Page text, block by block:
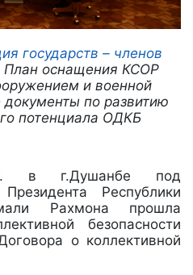
государств – членов
План оснащения КСОР
и военной
по развитию
потенциала ОДКБ
в г.Душанбе под
Республики
Рахмона прошла
безопасности
о коллективной